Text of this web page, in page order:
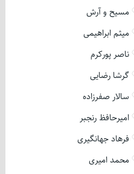
مسیح و آرش
میثم ابراهیمی
ناصر پورکرم
گرشا رضایی
سالار صفرزاده
امیرحافظ رنجبر
فرهاد جهانگیری
محمد امیری